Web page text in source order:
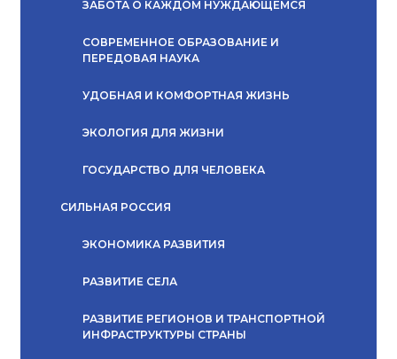
ЗАБОТА О КАЖДОМ НУЖДАЮЩЕМСЯ
СОВРЕМЕННОЕ ОБРАЗОВАНИЕ И
ПЕРЕДОВАЯ НАУКА
УДОБНАЯ И КОМФОРТНАЯ ЖИЗНЬ
ЭКОЛОГИЯ ДЛЯ ЖИЗНИ
ГОСУДАРСТВО ДЛЯ ЧЕЛОВЕКА
СИЛЬНАЯ РОССИЯ
ЭКОНОМИКА РАЗВИТИЯ
РАЗВИТИЕ СЕЛА
РАЗВИТИЕ РЕГИОНОВ И ТРАНСПОРТНОЙ
ИНФРАСТРУКТУРЫ СТРАНЫ